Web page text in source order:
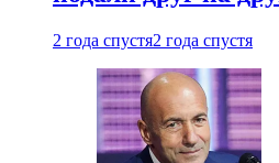
2 года спустя2 года спустя